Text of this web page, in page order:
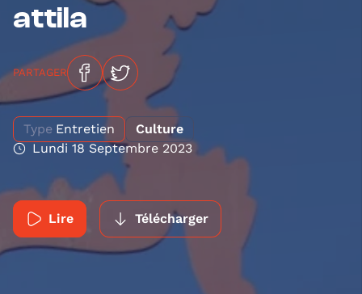
attila
PARTAGER
Type Entretien
Culture
Lundi 18 Septembre 2023
Lire Télécharger